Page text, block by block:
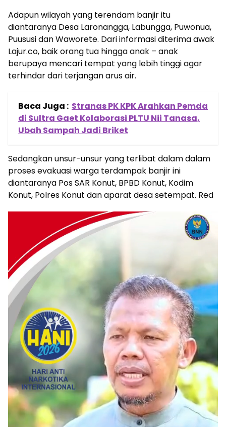
Adapun wilayah yang terendam banjir itu
diantaranya Desa Laronangga, Labungga, Puwonua,
Puususi dan Waworete. Dari informasi diterima awak
Lajur.co, baik orang tua hingga anak – anak
berupaya mencari tempat yang lebih tinggi agar
terhindar dari terjangan arus air.
Baca Juga : Stranas PK KPK Arahkan Pemda
di Sultra Gaet Kolaborasi PLTU Nii Tanasa,
Ubah Sampah Jadi Briket
Sedangkan unsur-unsur yang terlibat dalam dalam
proses evakuasi warga terdampak banjir ini
diantaranya Pos SAR Konut, BPBD Konut, Kodim
Konut, Polres Konut dan aparat desa setempat. Red